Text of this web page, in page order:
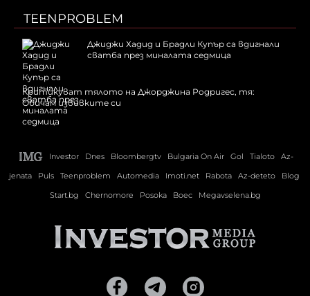
TEENPROBLEM
Джиджи Хадид и Брадли Купър са вдигнали
сватба през миналата седмица
Критикуват тялото на Джорджина Родригес, тя:
Обичам извивките си
Investor Dnes Bloombergtv Bulgaria On Air Gol Tialoto
Az-
jenata
Puls Teenproblem Automedia Imoti.net Rabota Az-deteto
Blog
Start.bg
Chernomore Posoka Boec Megavselena.bg